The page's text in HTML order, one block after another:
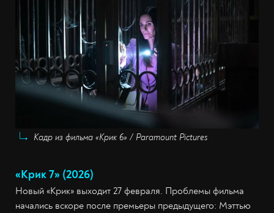
Кадр из фильма «Крик 6» / Paramount Pictures
«Крик 7» (2026)
Новый «Крик» выходит 27 февраля. Проблемы фильма
начались вскоре после премьеры предыдущего: Мэттью